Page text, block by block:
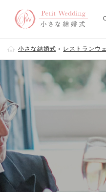
小さな結婚式 レストランウ